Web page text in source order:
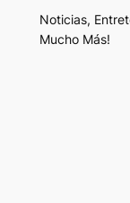
Noticias,
Mucho Más!